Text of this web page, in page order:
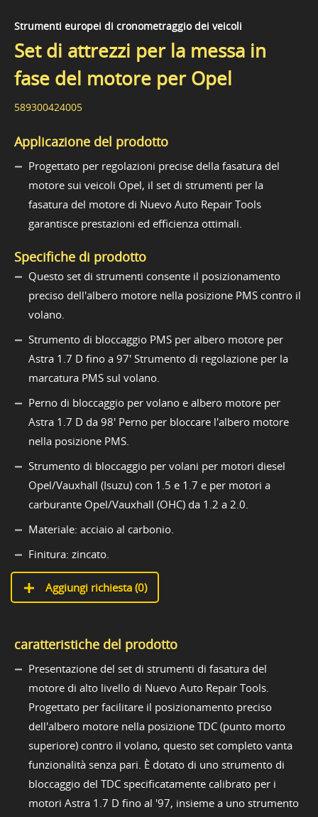
Strumenti europei di cronometraggio dei veicoli
Set di attrezzi per la messa in
fase del motore per Opel
589300424005
Applicazione del prodotto
Progettato per regolazioni precise della fasatura del
motore sui veicoli Opel, il set di strumenti per la
fasatura del motore di Nuevo Auto Repair Tools
garantisce prestazioni ed efficienza ottimali.
Specifiche di prodotto
Questo set di strumenti consente il posizionamento
preciso dell'albero motore nella posizione PMS contro il
volano.
Strumento di bloccaggio PMS per albero motore per
Astra 1.7 D fino a 97' Strumento di regolazione per la
marcatura PMS sul volano.
Perno di bloccaggio per volano e albero motore per
Astra 1.7 D da 98' Perno per bloccare l'albero motore
nella posizione PMS.
Strumento di bloccaggio per volani per motori diesel
Opel/Vauxhall (Isuzu) con 1.5 e 1.7 e per motori a
carburante Opel/Vauxhall (OHC) da 1.2 a 2.0.
Materiale: acciaio al carbonio.
Finitura: zincato.
Aggiungi richiesta (0)
caratteristiche del prodotto
Presentazione del set di strumenti di fasatura del
motore di alto livello di Nuevo Auto Repair Tools.
Progettato per facilitare il posizionamento preciso
dell'albero motore nella posizione TDC (punto morto
superiore) contro il volano, questo set completo vanta
funzionalità senza pari. È dotato di uno strumento di
bloccaggio del TDC specificatamente calibrato per i
motori Astra 1.7 D fino al '97, insieme a uno strumento